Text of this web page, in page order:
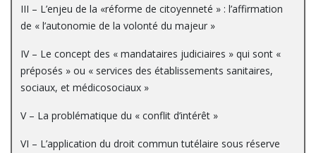
III – L’enjeu de la «réforme de citoyenneté » : l’affirmation
de « l’autonomie de la volonté du majeur »
IV – Le concept des « mandataires judiciaires » qui sont «
préposés » ou « services des établissements sanitaires,
sociaux, et médicosociaux »
V – La problématique du « conflit d’intérêt »
VI – L’application du droit commun tutélaire sous réserve